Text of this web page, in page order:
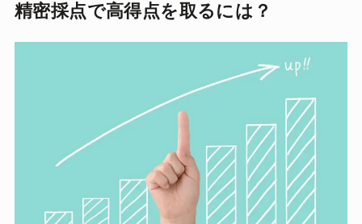
精密採点で高得点を取るには？